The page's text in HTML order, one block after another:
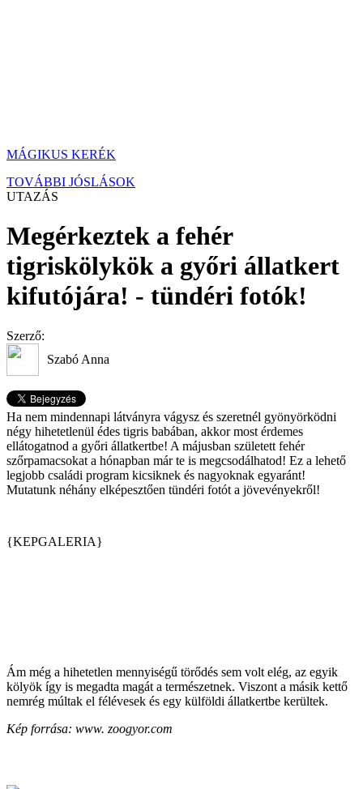
MÁGIKUS KERÉK
TOVÁBBI JÓSLÁSOK
UTAZÁS
Megérkeztek a fehér
tigriskölykök a győri állatkert
kifutójára! - tündéri fotók!
Szerző:
Szabó Anna
Ha nem mindennapi látványra vágysz és szeretnél gyönyörködni
négy hihetetlenül édes tigris babában, akkor most érdemes
ellátogatnod a győri állatkertbe! A májusban született fehér
szőrpamacsokat a hónapban már te is megcsodálhatod! Ez a lehető
legjobb családi program kicsiknek és nagyoknak egyaránt!
Mutatunk néhány elképesztően tündéri fotót a jövevényekről!
{KEPGALERIA}
Ám még a hihetetlen mennyiségű törődés sem volt elég, az egyik
kölyök így is megadta magát a természetnek. Viszont a másik kettő
nemrég múltak el félévesek és egy külföldi állatkertbe kerültek.
Kép forrása: www. zoogyor.com